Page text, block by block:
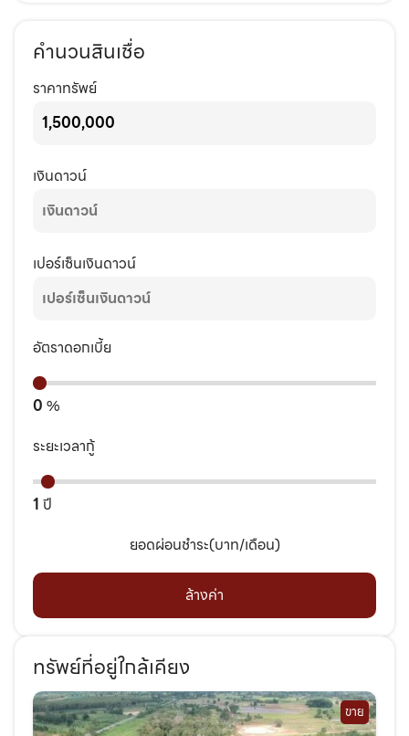
คำนวนสินเชื่อ
ราคาทรัพย์
เงินดาวน์
เปอร์เซ็นเงินดาวน์
อัตราดอกเบี้ย
0 %
ระยะเวลากู้
1 ปี
ยอดผ่อนชำระ(บาท/เดือน)
ล้างค่า
ทรัพย์ที่อยู่ใกล้เคียง
ขาย